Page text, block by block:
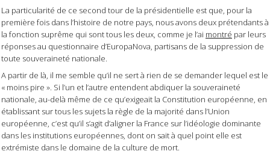
La particularité de ce second tour de la présidentielle est que, pour la
première fois dans l’histoire de notre pays, nous avons deux prétendants à
la fonction suprême qui sont tous les deux, comme je l’ai montré par leurs
réponses au questionnaire d’EuropaNova, partisans de la suppression de
toute souveraineté nationale.
A partir de là, il me semble qu’il ne sert à rien de se demander lequel est le
« moins pire ». Si l’un et l’autre entendent abdiquer la souveraineté
nationale, au-delà même de ce qu’exigeait la Constitution européenne, en
établissant sur tous les sujets la règle de la majorité dans l’Union
européenne, c’est qu’il s’agit d’aligner la France sur l’idéologie dominante
dans les institutions européennes, dont on sait à quel point elle est
extrémiste dans le domaine de la culture de mort.